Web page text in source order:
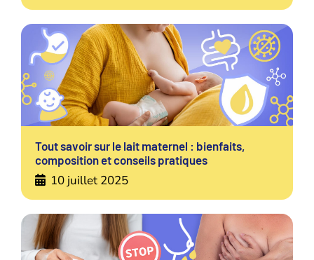
Tout savoir sur le lait maternel : bienfaits,
composition et conseils pratiques
10 juillet 2025